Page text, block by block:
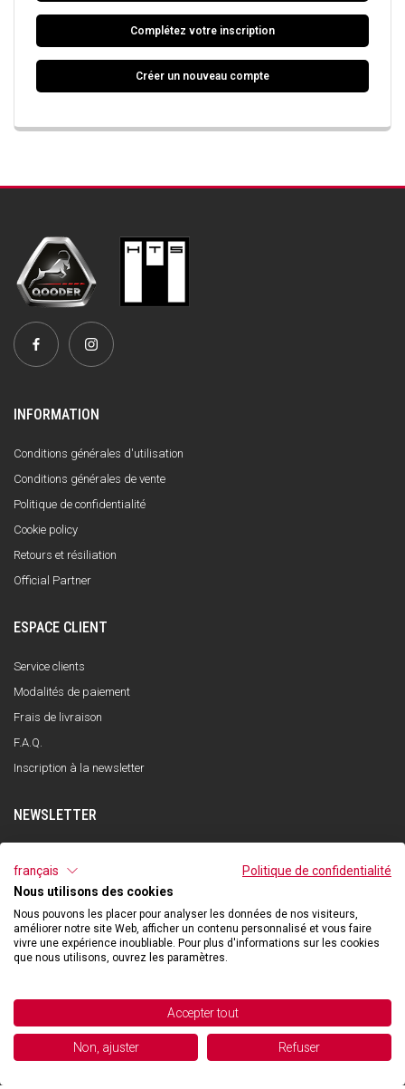
Complétez votre inscription
Créer un nouveau compte
INFORMATION
Conditions générales d'utilisation
Conditions générales de vente
Politique de confidentialité
Cookie policy
Retours et résiliation
Official Partner
ESPACE CLIENT
Service clients
Modalités de paiement
Frais de livraison
F.A.Q.
Inscription à la newsletter
NEWSLETTER
S'INSCRIRE
J'ai lu et compris la politique de confidentialité et j'accepte le traitement de
conformément à ce qui est indiqué dans la politique de confidentialité.
Powered and managed by
français
Politique de confidentialité
Nous utilisons des cookies
Nous pouvons les placer pour analyser les données de nos visiteurs,
améliorer notre site Web, afficher un contenu personnalisé et vous faire
vivre une expérience inoubliable. Pour plus d'informations sur les cookies
que nous utilisons, ouvrez les paramètres.
Accepter tout
Non, ajuster Refuser